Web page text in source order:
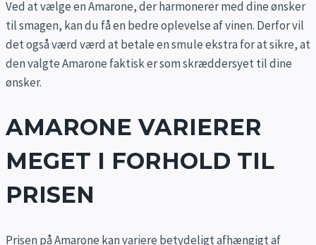
Ved at vælge en Amarone, der harmonerer med dine ønsker
til smagen, kan du få en bedre oplevelse af vinen. Derfor vil
det også værd værd at betale en smule ekstra for at sikre, at
den valgte Amarone faktisk er som skræddersyet til dine
ønsker.
AMARONE VARIERER
MEGET I FORHOLD TIL
PRISEN
Prisen på Amarone kan variere betydeligt afhængigt af